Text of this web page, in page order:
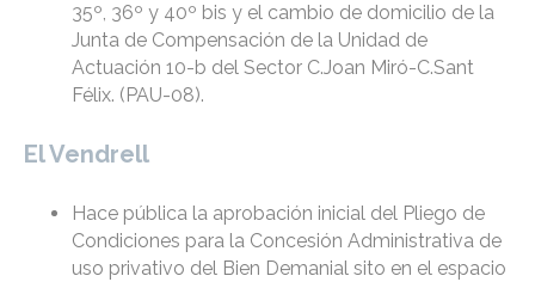
35º, 36º y 40º bis y el cambio de domicilio de la
Junta de Compensación de la Unidad de
Actuación 10-b del Sector C.Joan Miró-C.Sant
Félix. (PAU-08).
El Vendrell
Hace pública la aprobación inicial del Pliego de
Condiciones para la Concesión Administrativa de
uso privativo del Bien Demanial sito en el espacio